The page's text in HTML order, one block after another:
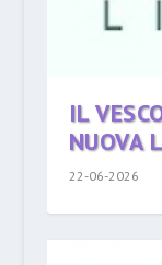
IL
NUOVA
22-06-2026